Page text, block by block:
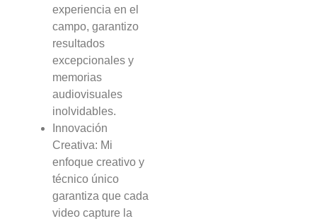
experiencia en el
campo, garantizo
resultados
excepcionales y
memorias
audiovisuales
inolvidables.
Innovación
Creativa: Mi
enfoque creativo y
técnico único
garantiza que cada
video capture la